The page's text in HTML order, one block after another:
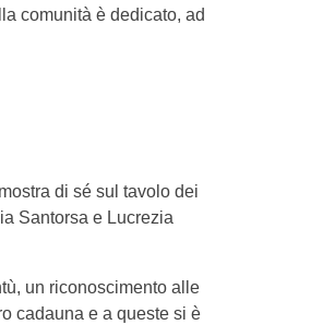
comunità è dedicato, ad
di sé sul tavolo dei
Santorsa e Lucrezia
un riconoscimento alle
cadauna e a queste si è